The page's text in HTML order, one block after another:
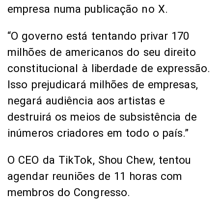
empresa numa publicação no X.
“O governo está tentando privar 170
milhões de americanos do seu direito
constitucional à liberdade de expressão.
Isso prejudicará milhões de empresas,
negará audiência aos artistas e
destruirá os meios de subsistência de
inúmeros criadores em todo o país.”
O CEO da TikTok, Shou Chew, tentou
agendar reuniões de 11 horas com
membros do Congresso.